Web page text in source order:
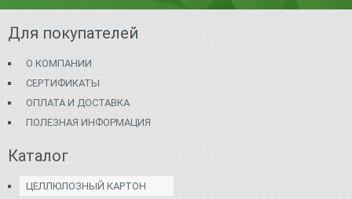
Для покупателей
О КОМПАНИИ
СЕРТИФИКАТЫ
ОПЛАТА И ДОСТАВКА
ПОЛЕЗНАЯ ИНФОРМАЦИЯ
Каталог
ЦЕЛЛЮЛОЗНЫЙ КАРТОН